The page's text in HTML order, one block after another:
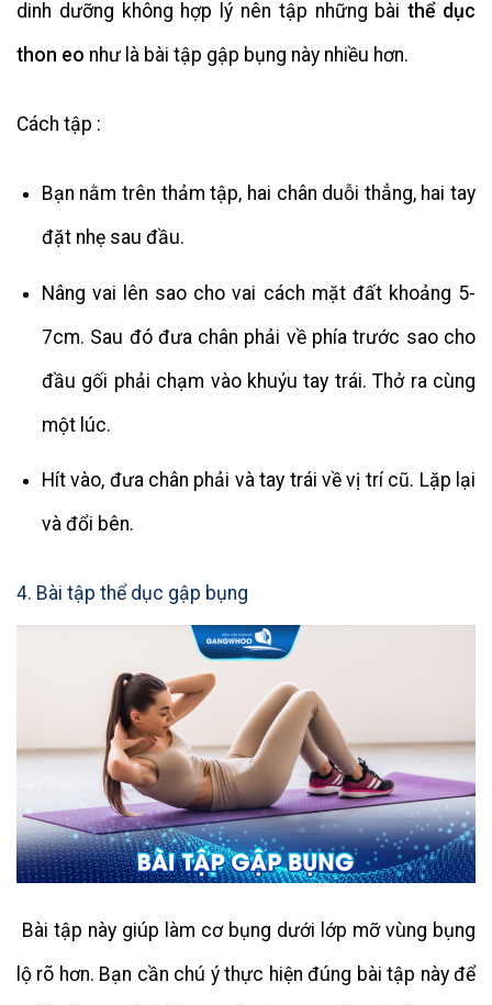
dinh dưỡng không hợp lý nên tập những bàithể dục
thon eo như là bài tập gập bụng này nhiều hơn.
Cách tập :
Bạn nằm trên thảm tập, hai chân duỗi thẳng, hai tay
đặt nhẹ sau đầu.
Nâng vai lên sao cho vai cách mặt đất khoảng 5-
7cm. Sau đó đưa chân phải về phía trước sao cho
đầu gối phải chạm vào khuỷu tay trái. Thở ra cùng
một lúc.
Hít vào, đưa chân phải và tay trái về vị trí cũ. Lặp lại
và đổi bên.
4. Bài tập thể dục gập bụng
Bài tập này giúp làm cơ bụng dưới lớp mỡ vùng bụng
lộ rõ ​​hơn. Bạn cần chú ý thực hiện đúng bài tập này để